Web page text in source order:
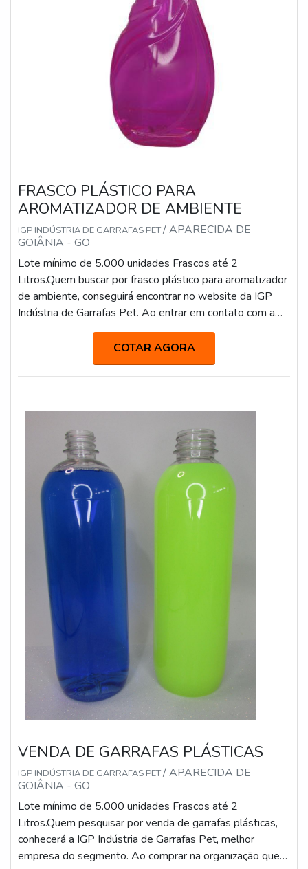
FRASCO PLÁSTICO PARA
AROMATIZADOR DE AMBIENTE
IGP INDÚSTRIA DE GARRAFAS PET/ APARECIDA DE
GOIÂNIA - GO
Lote mínimo de 5.000 unidades Frascos até 2
Litros.Quem buscar por frasco plástico para aromatizador
de ambiente, conseguirá encontrar no website da IGP
Indústria de Garrafas Pet. Ao entrar em contato com a
organização que mais se destaca no ramo, o cliente
receberá um suporte completo para sanar eventuais
dúvidas sobre o produto a ser adquirido.Quando o
interesse é por frasco plástico para aromatizador de
COTAR AGORA
VENDA DE GARRAFAS PLÁSTICAS
IGP INDÚSTRIA DE GARRAFAS PET/ APARECIDA DE
GOIÂNIA - GO
Lote mínimo de 5.000 unidades Frascos até 2
Litros.Quem pesquisar por venda de garrafas plásticas,
conhecerá a IGP Indústria de Garrafas Pet, melhor
empresa do segmento. Ao comprar na organização que